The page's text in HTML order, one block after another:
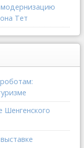
модернизацию
Тет
Шенгенского